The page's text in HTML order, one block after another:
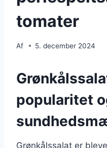
tomater
Af 5. december 2024
popularitet
Grønkålssalat er